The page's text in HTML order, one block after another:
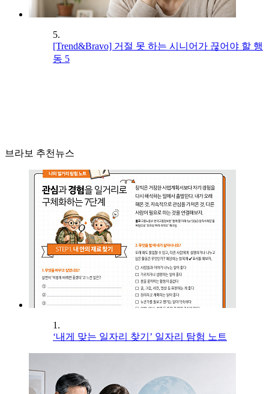
5.
[Trend&Bravo] 거절 못 하는 시니어가 끊어야 할 행
동 5
브라보 추천뉴스
1.
‘내게 맞는 일자리 찾기’ 일자리 탐험 노트